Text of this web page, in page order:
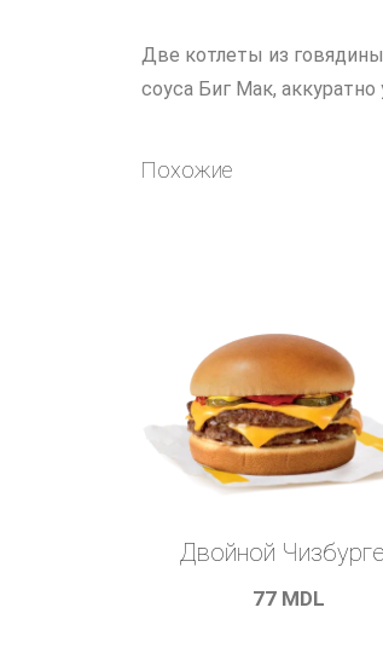
Две котлеты из
соуса Биг Мак,
Похожие
Двойной
77 MDL